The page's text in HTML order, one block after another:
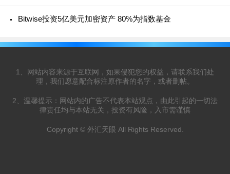
Bitwise投资5亿美元加密资产 80%为指数基金
1、网站内容来源于互联网，如果侵犯您的权益，请联系我们处
理，我们愿意配合标注原作者的名字，或者删帖。
2、温馨提示：网站内的广告不代表本站观点，由此引起的一切法
律责任均与本站无关，投资有风险，入市需谨慎
Copyright © 外汇天眼 All Rights Reserved.